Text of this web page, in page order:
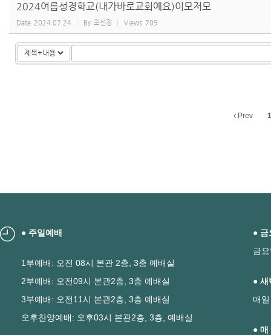
2024여름성경학교(내가바로교회예요)이모저모
Date 2024.07.24 By 최선경 Views 709
Prev 1
● 주일예배
1부예배: 오전 08시 본관 2층, 3층 예배실
2부예배: 오전09시 본관2층, 3층 예배실
3부예배: 오전11시 본관2층, 3층 예배실
오후찬양예배: 오후03시 본관2층, 3층, 예배실
● 금
금
● 새
매
● 매